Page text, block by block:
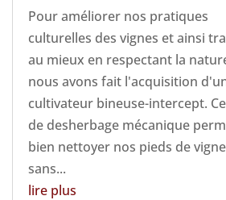
Pour améliorer nos pratiques
culturelles des vignes et ainsi
au mieux en respectant la
nous avons fait l'acquisition
cultivateur bineuse-intercept.
de desherbage mécanique
bien nettoyer nos pieds de
sans...
lire plus